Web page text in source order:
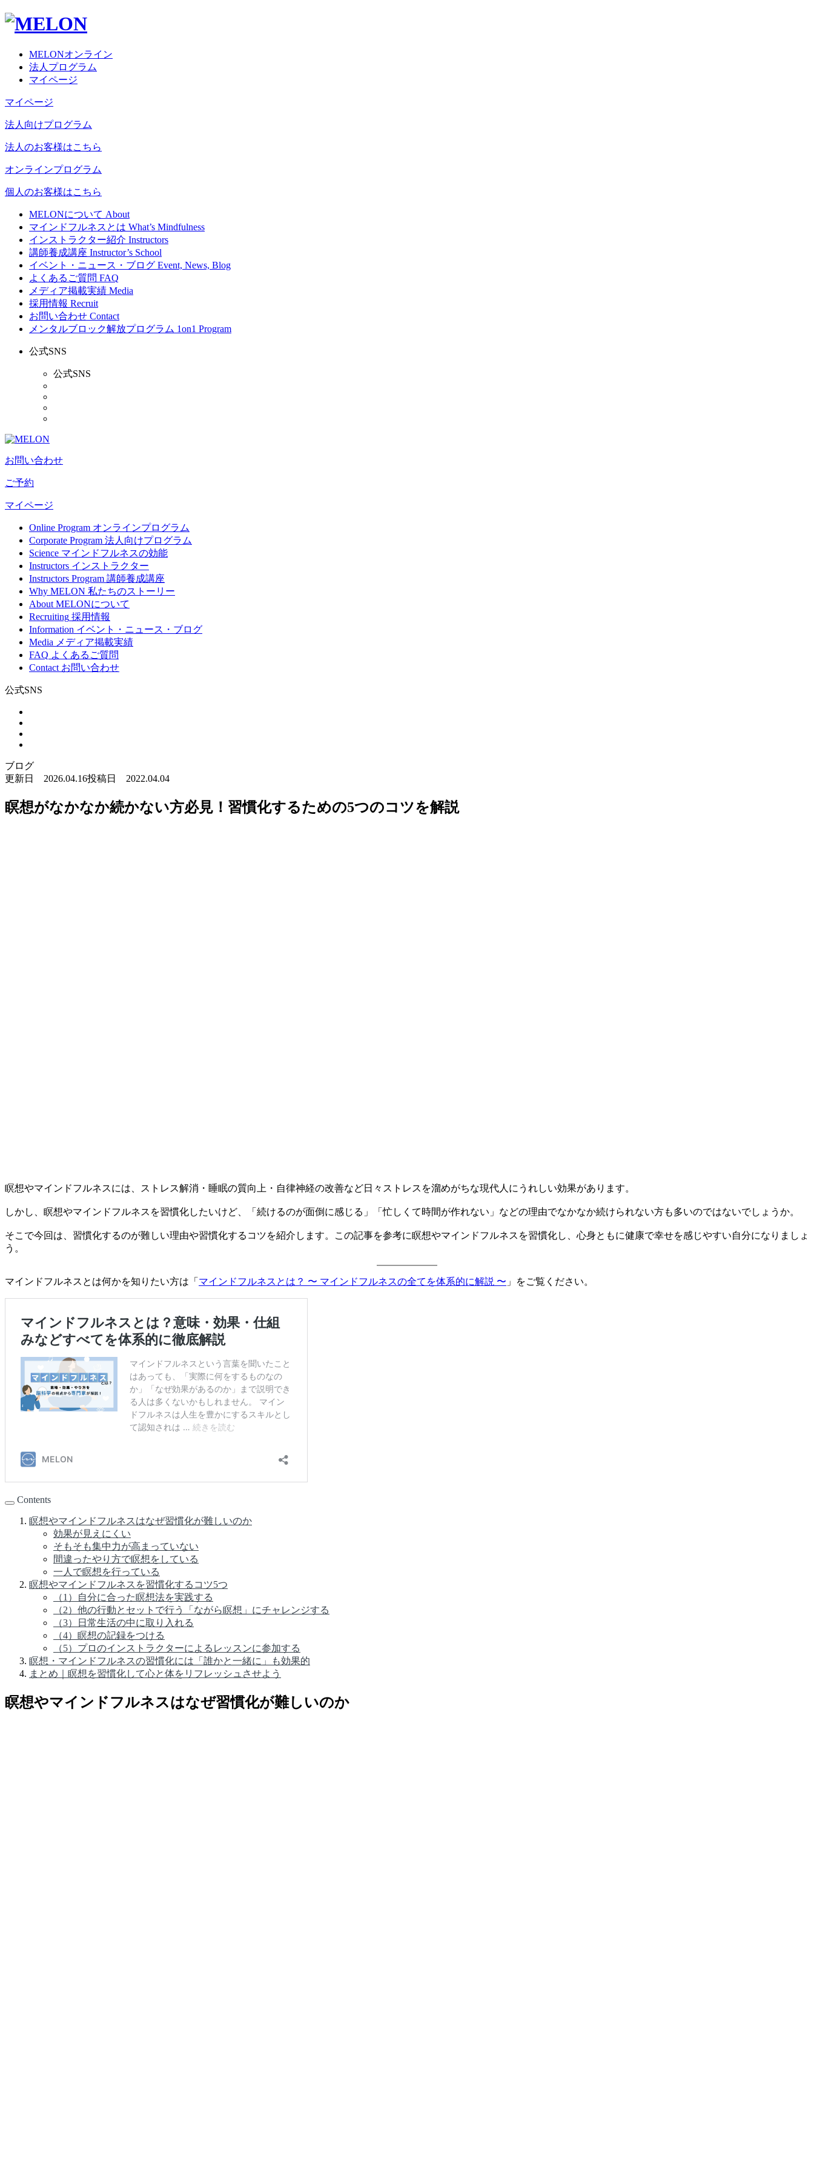
MELONオンライン
法人プログラム
マイページ
マイページ
法人向けプログラム
法人のお客様はこちら
オンラインプログラム
個人のお客様はこちら
MELONについて About
マインドフルネスとは What’s Mindfulness
インストラクター紹介 Instructors
講師養成講座 Instructor’s School
イベント・ニュース・ブログ Event, News, Blog
よくあるご質問 FAQ
メディア掲載実績 Media
採用情報 Recruit
お問い合わせ Contact
メンタルブロック解放プログラム 1on1 Program
公式SNS
公式SNS
お問い合わせ
ご予約
マイページ
Online Program オンラインプログラム
Corporate Program 法人向けプログラム
Science マインドフルネスの効能
Instructors インストラクター
Instructors Program 講師養成講座
Why MELON 私たちのストーリー
About MELONについて
Recruiting 採用情報
Information イベント・ニュース・ブログ
Media メディア掲載実績
FAQ よくあるご質問
Contact お問い合わせ
公式SNS
ブログ
更新日 2026.04.16投稿日 2022.04.04
​​瞑想がなかなか続かない方必見！習慣化するための5つのコツを解説
瞑想やマインドフルネスには、ストレス解消・睡眠の質向上・自律神経の改善など日々ストレスを溜めがちな現代人にうれしい効果があります。
しかし、瞑想やマインドフルネスを習慣化したいけど、「続けるのが面倒に感じる」「忙しくて時間が作れない」などの理由でなかなか続けられない方も多いのではないでしょうか。
そこで今回は、習慣化するのが難しい理由や習慣化するコツを紹介します。この記事を参考に瞑想やマインドフルネスを習慣化し、心身ともに健康で幸せを感じやすい自分になりましょ
う。
マインドフルネスとは何かを知りたい方は「 マインドフルネスとは？ 〜 マインドフルネスの全てを体系的に解説 〜 」をご覧ください。
Contents
瞑想やマインドフルネスはなぜ習慣化が難しいのか
効果が見えにくい
そもそも集中力が高まっていない
間違ったやり方で瞑想をしている
一人で瞑想を行っている
瞑想やマインドフルネスを習慣化するコツ5つ
（1）自分に合った瞑想法を実践する
（2）他の行動とセットで行う「ながら瞑想」にチャレンジする
（3）日常生活の中に取り入れる
（4）瞑想の記録をつける
（5）プロのインストラクターによるレッスンに参加する
瞑想・マインドフルネスの習慣化には「誰かと一緒に」も効果的
まとめ｜瞑想を習慣化して心と体をリフレッシュさせよう
瞑想やマインドフルネスはなぜ習慣化が難しいのか